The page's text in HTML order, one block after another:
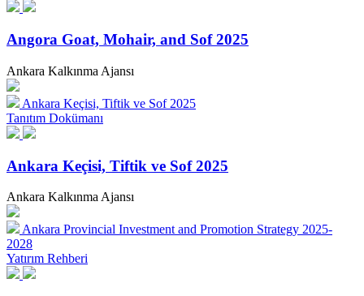
Angora Goat, Mohair, and Sof 2025
Ankara Kalkınma Ajansı
Ankara Keçisi, Tiftik ve Sof 2025
Tanıtım Dokümanı
Ankara Keçisi, Tiftik ve Sof 2025
Ankara Kalkınma Ajansı
Ankara Provincial Investment and Promotion Strategy 2025-
2028
Yatırım Rehberi